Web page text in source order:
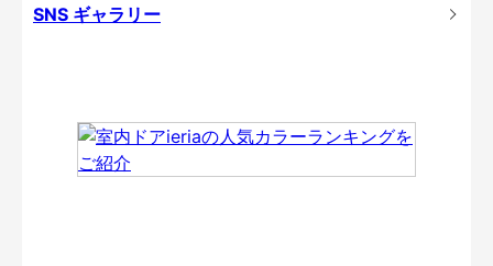
SNS ギャラリー